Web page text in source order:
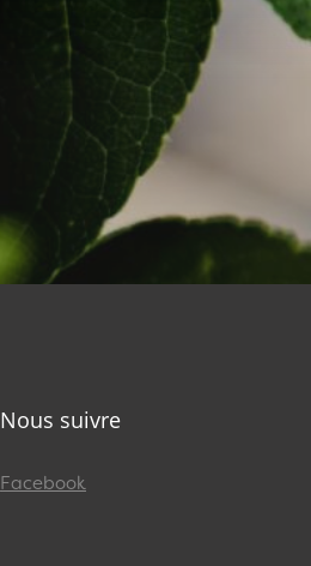
Nous suivre
Facebook